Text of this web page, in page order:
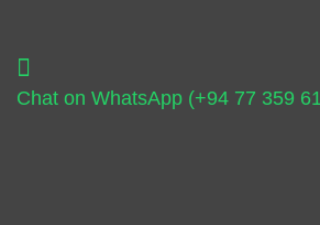
Chat on WhatsApp (+94 77 359